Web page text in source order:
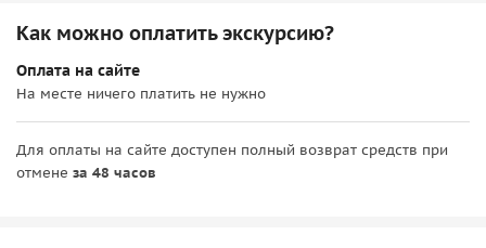
Как можно оплатить экскурсию?
Оплата на сайте
На месте ничего платить не нужно
Для оплаты на сайте доступен полный возврат средств при
отмене за 48 часов